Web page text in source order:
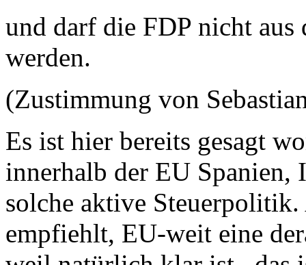
und darf die FDP nicht aus
werden.
(Zustimmung von
Es ist hier bereits gesagt
innerhalb der EU Spanien,
solche aktive
empfiehlt, EU-weit eine